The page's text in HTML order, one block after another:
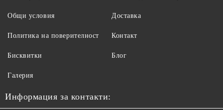
Общи условия
Политика на поверителност
Бисквитки
Доставка
Контакт
Блог
Галерия
Информация за контакти: